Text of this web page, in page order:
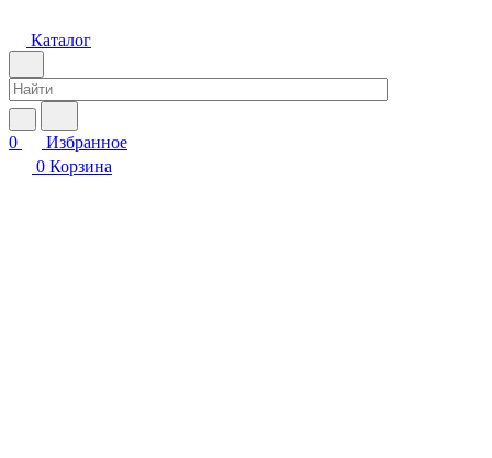
Каталог
0
Избранное
0 Корзина